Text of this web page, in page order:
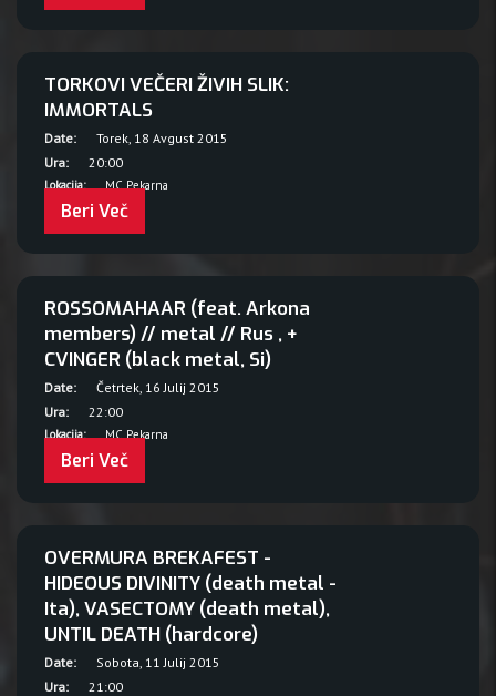
TORKOVI VEČERI ŽIVIH SLIK:
IMMORTALS
Date:
Torek, 18 Avgust 2015
Ura:
20:00
Lokacija: MC Pekarna
Beri Več
ROSSOMAHAAR (feat. Arkona
members) // metal // Rus , +
CVINGER (black metal, Si)
Date:
Četrtek, 16 Julij 2015
Ura:
22:00
Lokacija: MC Pekarna
Beri Več
OVERMURA BREKAFEST -
HIDEOUS DIVINITY (death metal -
Ita), VASECTOMY (death metal),
UNTIL DEATH (hardcore)
Date:
Sobota, 11 Julij 2015
Ura:
21:00